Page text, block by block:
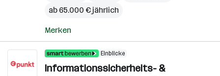
ab 65.000 € jährlich
Merken
Einblicke
Informationssicherheits- &